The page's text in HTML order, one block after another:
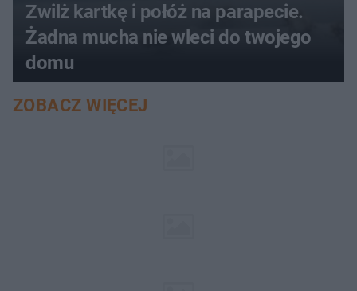
Zwilż kartkę i połóż na parapecie.
Żadna mucha nie wleci do twojego
domu
ZOBACZ WIĘCEJ